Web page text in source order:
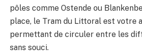
pôles comme Ostende ou
place, le Tram du Littoral est votre
permettant de circuler entre les
sans souci.